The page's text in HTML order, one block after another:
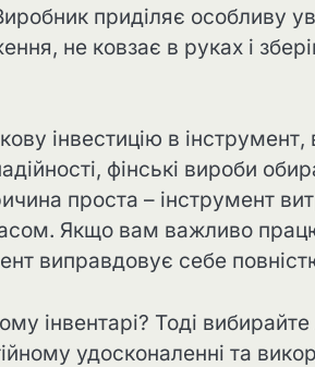
приділяє особливу
не ковзає в руках і
інвестицію в
фінські вироби
проста – інструмент
Якщо вам важливо
виправдовує себе
інвентарі? Тоді
удосконаленні та